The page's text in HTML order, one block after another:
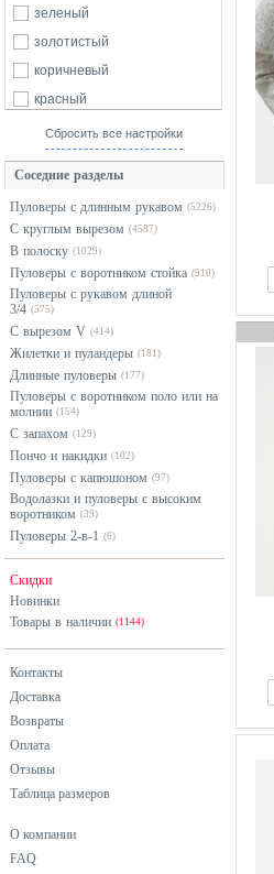
Marks & Spencer
Michael Kors
MORGAN
MYMO
Next
Only
OXXO
Pull&Bear
RODIER
Samsøe Samsøe
Stradivarius
Ted Baker
Threadbare
United Colors of Benetton
Vero Moda
Vila
Yours Clothing
зеленый
золотистый
коричневый
красный
оранжевый
серый
синий
черный
Сбросить все настройки
Соседние разделы
Пуловеры с длинным рукавом (5226)
С круглым вырезом (4587)
В полоску (1029)
Пуловеры с воротником стойка (910)
Пуловеры с рукавом длиной
3/4 (575)
С вырезом V (414)
Жилетки и пуландеры (181)
Длинные пуловеры (177)
Пуловеры с воротником поло или на
молнии (154)
С запахом (129)
Пончо и накидки (102)
Пуловеры с капюшоном (97)
Водолазки и пуловеры с высоким
воротником (39)
Пуловеры 2-в-1 (6)
Скидки
Новинки
Товары в наличии (1144)
Контакты
Доставка
Возвраты
Оплата
Отзывы
Таблица размеров
О компании
FAQ